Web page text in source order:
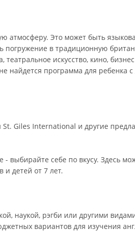
атмосферу. Это может быть
погружение в традиционную
искусство, кино,
найдется программа для ребенка
St. Giles International и другие
выбирайте себе по вкусу. Здесь
детей от 7 лет.
наукой, рэгби или другими
вариантов для изучения